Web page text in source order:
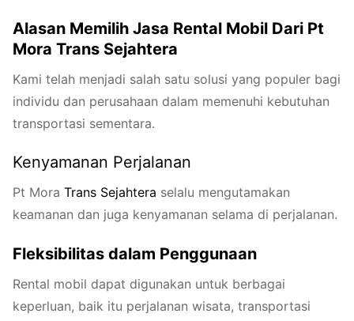
Alasan Memilih Jasa Rental Mobil Dari Pt
Mora Trans Sejahtera
Kami telah menjadi salah satu solusi yang populer bagi
individu dan perusahaan dalam memenuhi kebutuhan
transportasi sementara.
Kenyamanan Perjalanan
Pt Mora Trans Sejahtera selalu mengutamakan
keamanan dan juga kenyamanan selama di perjalanan.
Fleksibilitas dalam Penggunaan
Rental mobil dapat digunakan untuk berbagai
keperluan, baik itu perjalanan wisata, transportasi